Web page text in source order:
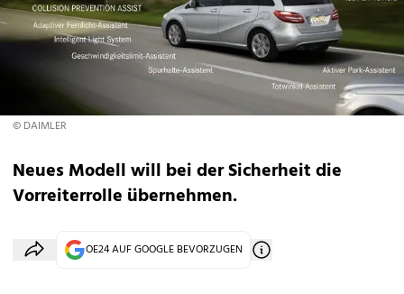
© DAIMLER
Neues Modell will bei der Sicherheit die
Vorreiterrolle übernehmen.
OE24 AUF GOOGLE BEVORZUGEN